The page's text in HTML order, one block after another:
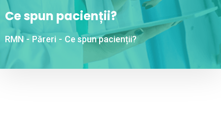
Ce spun pacienții?
RMN - Păreri - Ce spun pacienții?